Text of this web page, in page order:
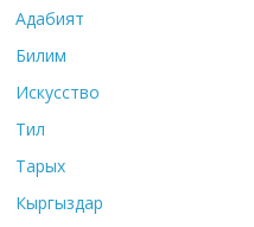
Адабият
Билим
Искусство
Тил
Тарых
Кыргыздар